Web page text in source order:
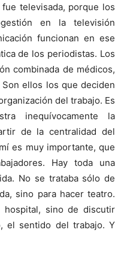
televisada, porque los
en la televisión
funcionan en ese
de los periodistas. Los
combinada de médicos,
ellos los que deciden
del trabajo. Es
inequívocamente la
de la centralidad del
es muy importante, que
Hay toda una
No se trataba sólo de
sino para hacer teatro.
sino de discutir
el sentido del trabajo. Y